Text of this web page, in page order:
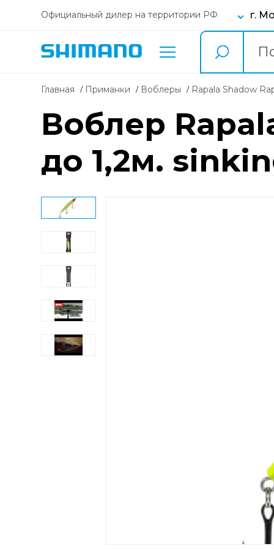
Официальный дилер на территории РФ г.
Главная Приманки воблеры Rapala Shadow
Воблер
до 1,2м.